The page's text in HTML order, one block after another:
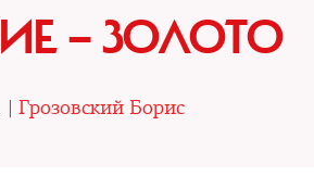
— ЗОЛОТО
| Грозовский Борис